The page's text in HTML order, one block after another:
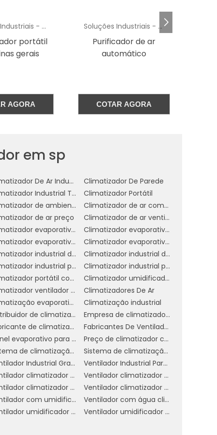
Soluções Industriais - AC
portátil
gerais
AGORA
Soluções Industriais - AC
Purificador de ar
automático
COTAR AGORA
em sp
Climatizador De Ar Industrial Evaporativo
Climatizador De Parede
Climatizador Industrial Teto
Climatizador Portátil
Climatizador de ambientes comerciais
Climatizador de ar comercial
de ar preço
Climatizador de ar ventilador
Climatizador evaporativo de ar
Climatizador evaporativo de parede
Climatizador evaporativo para academia
Climatizador evaporativo portátil
Climatizador industrial de parede
Climatizador industrial de parede preço
Climatizador industrial portátil
Climatizador industrial preço
Climatizador portátil com água
Climatizador umidificador industrial
Climatizador ventilador umidificador de parede a água
Climatizadores De Ar
Climatização evaporativa industrial
Climatização industrial
Distribuidor de climatizador evaporativo
Empresa de climatizador evaporativo
Fabricante de climatizador industrial
Fabricantes De Ventiladores Industriais
Painel evaporativo para climatizador
Preço de climatizador com névoa
Sistema de climatização evaporativa
Sistema de climatização industrial
Ventilador Industrial Grande
Ventilador Industrial Para Galpão
Ventilador climatizador de coluna
Ventilador climatizador de parede
Ventilador climatizador umidificador parede industrial
Ventilador climatizador água
Ventilador com umidificador industrial
Ventilador com água climatizador
Ventilador umidificador climatizador de ar com água
Ventilador umidificador de ar industrial